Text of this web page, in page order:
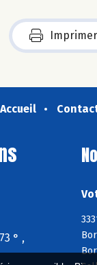
Accueil
° ,